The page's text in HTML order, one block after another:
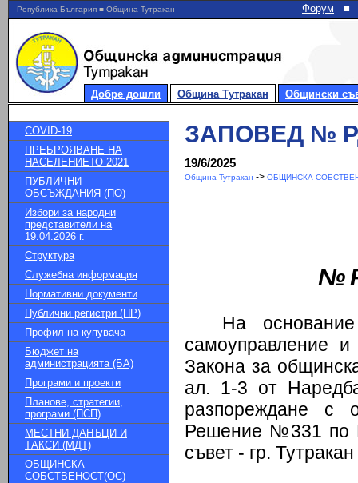
Република България ■ Община Тутракан Форум ■
Добре дошли Община Тутракан Общински
COVID-19
ПРЕБРОЯВАНЕ НА
НАСЕЛЕНИЕТО 2021
ПУБЛИЧНИ
ОБСЪЖДАНИЯ (ПО)
Избори за народни
представители на
19.04.2026 г.
Структура
Служебна информация
Нормативни документи
Публични регистри (ПР)
Профил на купувача
Бюджет на
администрацията (БА)
Програми и проекти
Планове, стратегии,
програми (ПСП)
МЕСТНИ ДАНЪЦИ И
ТАКСИ (МДТ)
ОБЩИНСКА
СОБСТВЕНОСТ(ОС)
ЗАПОВЕД №
19/6/2025
Община Тутракан -> ОБЩИНСКА
№
На
самоуправление
Закона за
ал. 1-3 от
разпореждане с
Решение №331 по
съвет - гр. Тутракан